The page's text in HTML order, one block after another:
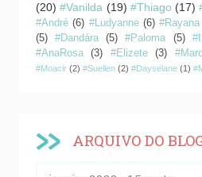
(20) #Vanilda (19) #Thiago (17)
#André (6) #Ludyanne (6) #Rayana
(5)
#Dandára (5) #Paloma (5)
#AnaRosa
(3) #Elizete (3)
#Moacir (2) #Suellen (2) #Dayselane (1)
ARQUIVO DO